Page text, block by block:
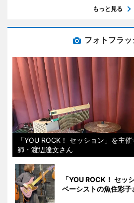
もっと見る
フォトフラッ
「YOU ROCK！ セッション」を主
師・渡辺達文さん
「YOU ROCK！ セッ
ベーシストの魚住彩子